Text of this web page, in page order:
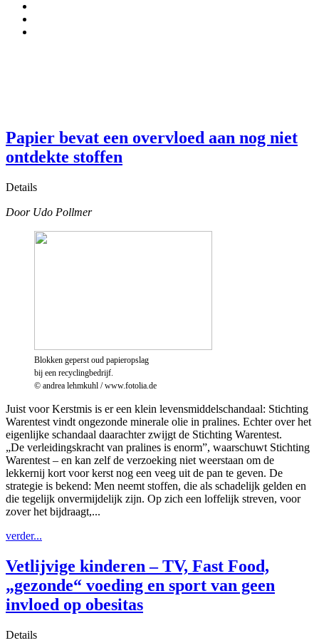
Papier bevat een overvloed aan nog niet
ontdekte stoffen
Details
Door Udo Pollmer
Blokken geperst oud papieropslag
bij een recyclingbedrijf.
© andrea lehmkuhl / www.fotolia.de
Juist voor Kerstmis is er een klein levensmiddelschandaal: Stichting
Warentest vindt ongezonde minerale olie in pralines. Echter over het
eigenlijke schandaal daarachter zwijgt de Stichting Warentest.
„De verleidingskracht van pralines is enorm”, waarschuwt Stichting
Warentest – en kan zelf de verzoeking niet weerstaan om de
lekkernij kort voor kerst nog een veeg uit de pan te geven. De
strategie is bekend: Men neemt stoffen, die als schadelijk gelden en
die tegelijk onvermijdelijk zijn. Op zich een loffelijk streven, voor
zover het bijdraagt,...
verder...
Vetlijvige kinderen – TV, Fast Food,
„gezonde“ voeding en sport van geen
invloed op obesitas
Details